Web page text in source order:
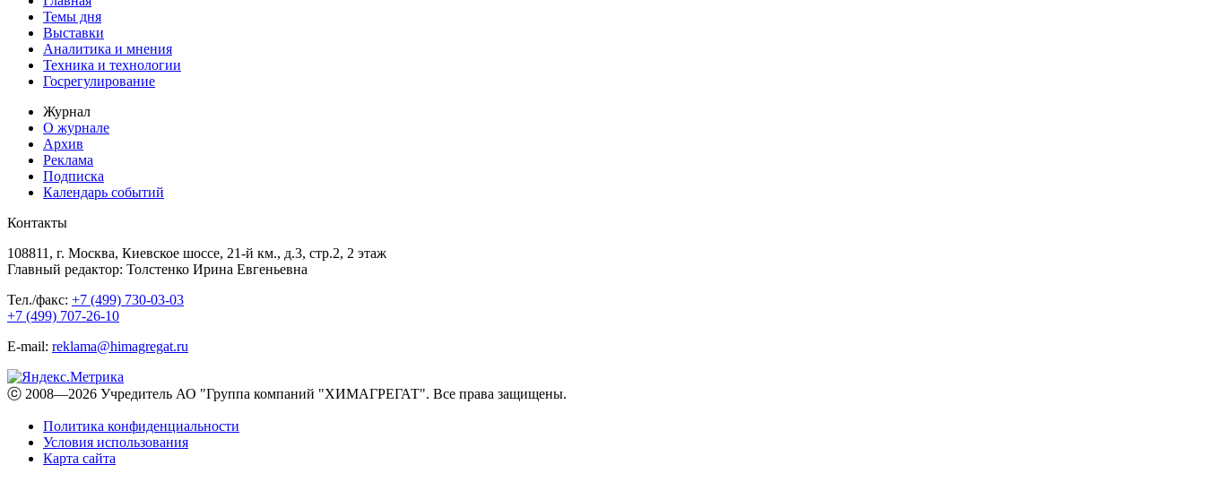
Темы дня
Выставки
Аналитика и мнения
Техника и технологии
Госрегулирование
Журнал
О журнале
Архив
Реклама
Подписка
Календарь событий
Контакты
108811, г. Москва, Киевское шоссе, 21-й км., д.3, стр.2, 2 этаж
Главный редактор: Толстенко Ирина Евгеньевна
Тел./факс: +7 (499) 730-03-03
+7 (499) 707-26-10
E-mail: reklama@himagregat.ru
ⓒ 2008—2026 Учредитель АО "Группа компаний "ХИМАГРЕГАТ". Все права защищены.
Политика конфиденциальности
Условия использования
Карта сайта